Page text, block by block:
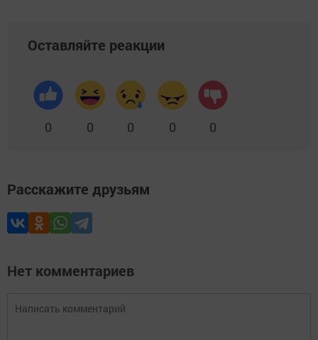
Оставляйте реакции
0 0 0 0 0
Расскажите друзьям
Нет комментариев